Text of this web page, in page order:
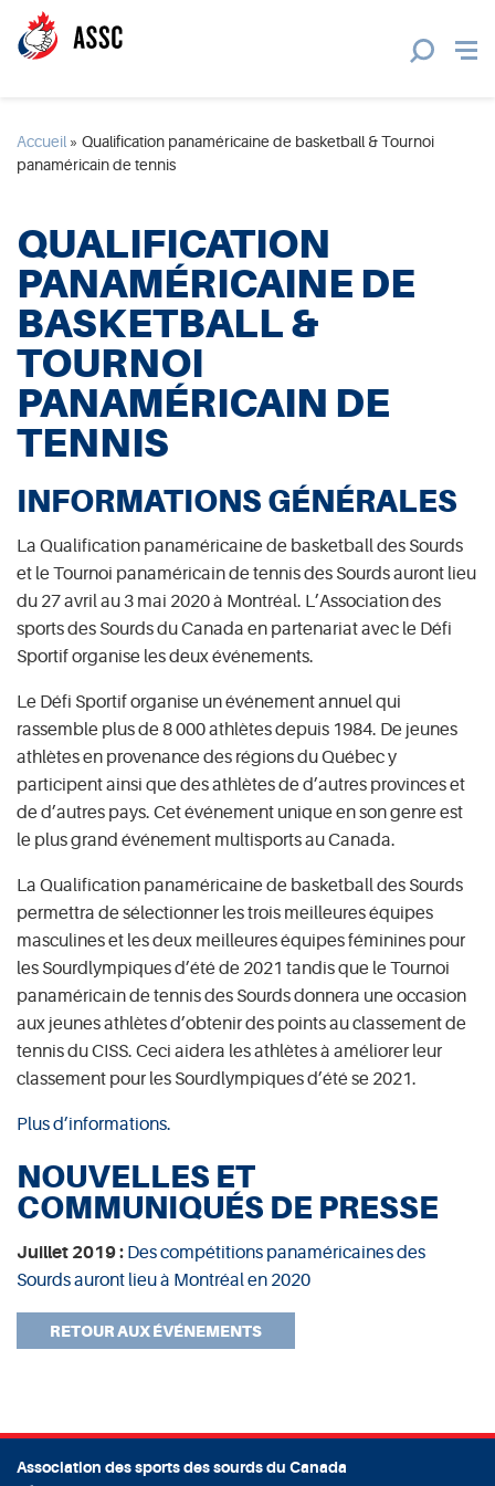
Accueil » Qualification panaméricaine de basketball & Tournoi
panaméricain de tennis
QUALIFICATION
PANAMÉRICAINE DE
BASKETBALL &
TOURNOI
PANAMÉRICAIN DE
TENNIS
INFORMATIONS GÉNÉRALES
La Qualification panaméricaine de basketball des Sourds
et le Tournoi panaméricain de tennis des Sourds auront lieu
du 27 avril au 3 mai 2020 à Montréal. L’Association des
sports des Sourds du Canada en partenariat avec le Défi
Sportif organise les deux événements.
Le Défi Sportif organise un événement annuel qui
rassemble plus de 8 000 athlètes depuis 1984. De jeunes
athlètes en provenance des régions du Québec y
participent ainsi que des athlètes de d’autres provinces et
de d’autres pays. Cet événement unique en son genre est
le plus grand événement multisports au Canada.
La Qualification panaméricaine de basketball des Sourds
permettra de sélectionner les trois meilleures équipes
masculines et les deux meilleures équipes féminines pour
les Sourdlympiques d’été de 2021 tandis que le Tournoi
panaméricain de tennis des Sourds donnera une occasion
aux jeunes athlètes d’obtenir des points au classement de
tennis du CISS. Ceci aidera les athlètes à améliorer leur
classement pour les Sourdlympiques d’été se 2021.
Plus d’informations.
NOUVELLES ET
COMMUNIQUÉS DE PRESSE
Juillet 2019 : Des compétitions panaméricaines des
Sourds auront lieu à Montréal en 2020
RETOUR AUX ÉVÉNEMENTS
Association des sports des sourds du Canada